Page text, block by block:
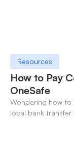
Resources
How to Pay
OneSafe
Wondering how to
local bank transfer